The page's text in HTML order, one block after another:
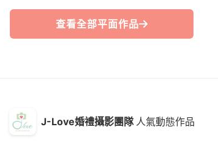
查看全部平面作品
J-Love婚禮攝影團隊 人氣動態作品